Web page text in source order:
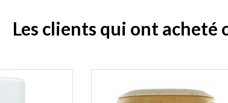
Les clients qui ont acheté